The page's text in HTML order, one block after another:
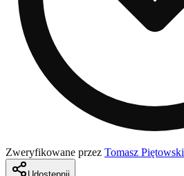
Zweryfikowane przez Tomasz Piętowski